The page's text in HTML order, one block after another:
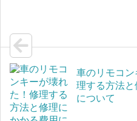
e
車のリモコ
理する方法と
について